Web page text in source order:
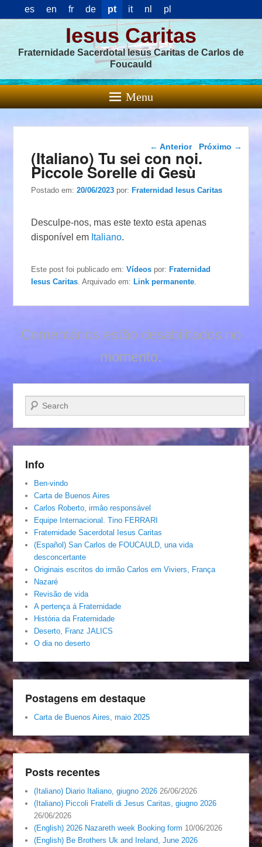
es en fr de pt it nl pl
Iesus Caritas
Fraternidade Sacerdotal Iesus Caritas de Carlos de
Foucauld
Menu
Navegação das
← Anterior Próximo →
(Italiano) Tu sei con noi.
Piccole Sorelle di Gesù
Postado em:20/06/2023 por:Fraternidad Iesus Caritas
Desculpe-nos, mas este texto esta apenas
disponível em Italiano.
Este post foi publicado em:Vídeos por:Fraternidad
Iesus Caritas . Arquivado em:Link permanente
Comentários estão desabilitados no
momento.
Pesquisar…
Info
Ben-vindo
Carta de Buenos Aires
Carlos Roberto, irmâo responsável
Equipe Internacional. Tino FERRARI
Fraternidade Sacerdotal Iesus Caritas
(Español) San Carlos de FOUCAULD, una vida
desconcertante
Originais escritos do irmão Carlos em Viviers, França
Nazaré
Revisão de vida
A pertença á Fraternidade
História da Fraternidade
Deserto, Franz JALICS
O dia no deserto
Postagens em destaque
Carta de Buenos Aires, maio 2025
Posts recentes
(Italiano) Diario Italiano, giugno 2026 26/06/2026
(Italiano) Piccoli Fratelli di Jesus Caritas, giugno 2026
26/06/2026
(English) 2026 Nazareth week Booking form 10/06/2026
(English) Be Brothers Uk and Ireland, June 2026